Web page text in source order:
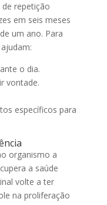
de repetição
em seis meses
um ano. Para
o dia.
vontade.
específicos para
organismo a
a saúde
volte a ter
na proliferação